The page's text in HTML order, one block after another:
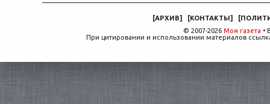
[АРХИВ] [КОНТАКТЫ] [
© 2007-2026 Моя газета •
При цитировании и использовании материалов